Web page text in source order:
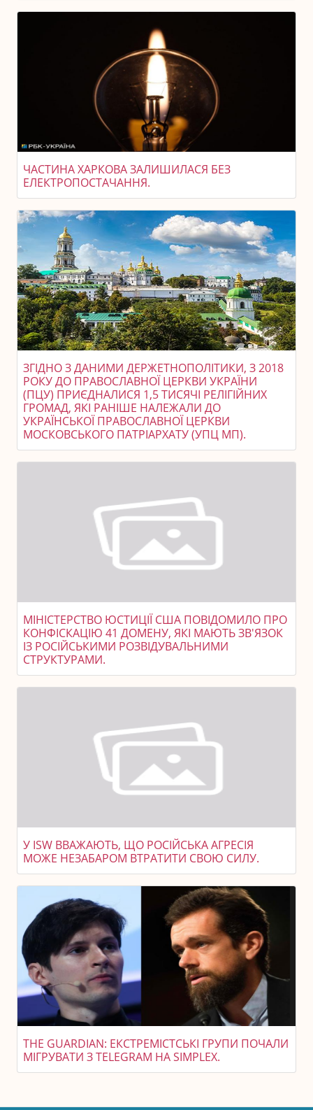
ЧАСТИНА ХАРКОВА ЗАЛИШИЛАСЯ БЕЗ
ЕЛЕКТРОПОСТАЧАННЯ.
ЗГІДНО З ДАНИМИ ДЕРЖЕТНОПОЛІТИКИ, З 2018
РОКУ ДО ПРАВОСЛАВНОЇ ЦЕРКВИ УКРАЇНИ
(ПЦУ) ПРИЄДНАЛИСЯ 1,5 ТИСЯЧІ РЕЛІГІЙНИХ
ГРОМАД, ЯКІ РАНІШЕ НАЛЕЖАЛИ ДО
УКРАЇНСЬКОЇ ПРАВОСЛАВНОЇ ЦЕРКВИ
МОСКОВСЬКОГО ПАТРІАРХАТУ (УПЦ МП).
МІНІСТЕРСТВО ЮСТИЦІЇ США ПОВІДОМИЛО ПРО
КОНФІСКАЦІЮ 41 ДОМЕНУ, ЯКІ МАЮТЬ ЗВ'ЯЗОК
ІЗ РОСІЙСЬКИМИ РОЗВІДУВАЛЬНИМИ
СТРУКТУРАМИ.
У ISW ВВАЖАЮТЬ, ЩО РОСІЙСЬКА АГРЕСІЯ
МОЖЕ НЕЗАБАРОМ ВТРАТИТИ СВОЮ СИЛУ.
THE GUARDIAN: ЕКСТРЕМІСТСЬКІ ГРУПИ ПОЧАЛИ
МІГРУВАТИ З TELEGRAM НА SIMPLEX.